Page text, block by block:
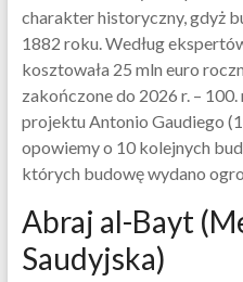
charakter historyczny, gdyż
1882 roku. Według
kosztowała 25 mln euro
zakończone do 2026 r. –
projektu Antonio Gaudiego
opowiemy o 10 kolejnych
których budowę wydano
Abraj al-Bayt
Saudyjska)